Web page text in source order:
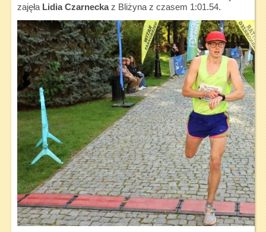
zajęła Lidia Czarneckaz Bliżyna z czasem 1:01.54.